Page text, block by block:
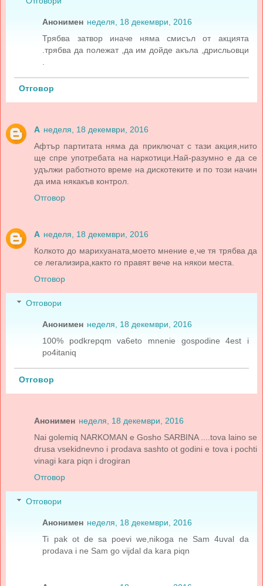
Анонимен неделя, 18 декември, 2016
Трябва затвор иначе няма смисъл от акцията
.трябва да полежат ,да им дойде акъла ,дрисльовци
Отговор
A неделя, 18 декември, 2016
Афтър партитата няма да приключат с тази акция,нито
ще спре употребата на наркотици.Най-разумно е да се
удължи работното време на дискотеките и по този начин
да има някакъв контрол.
Отговор
A неделя, 18 декември, 2016
Колкото до марихуаната,моето мнение е,че тя трябва да
се легализира,както го правят вече на някои места.
Отговор
Отговори
Анонимен неделя, 18 декември, 2016
100% podkrepqm va6eto mnenie gospodine 4est i
po4itaniq
Отговор
Анонимен неделя, 18 декември, 2016
Nai golemiq NARKOMAN e Gosho SARBINA ....tova laino se
drusa vsekidnevno i prodava sashto ot godini e tova i pochti
vinagi kara piqn i drogiran
Отговор
Отговори
Анонимен неделя, 18 декември, 2016
Ti pak ot de sa poevi we,nikoga ne Sam 4uval da
prodava i ne Sam go vijdal da kara piqn